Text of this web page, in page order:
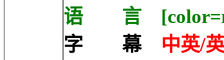
语 言
字 幕 中英/